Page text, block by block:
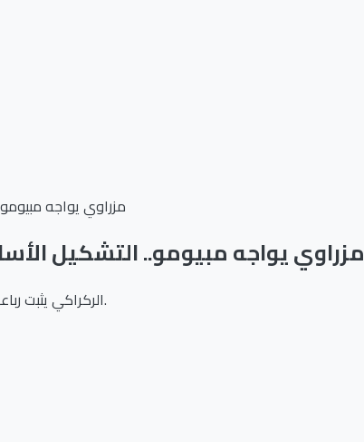
مزراوي يواجه
مزراوي يواجه مبيومو.. التشكيل
الركراكي يثبت رباعي الدفاع بقيادة حكيمي ومزراوي، والكاميرون تراهن على مبيومو وكوفاني.